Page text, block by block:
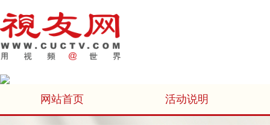
网站首页 活动说明